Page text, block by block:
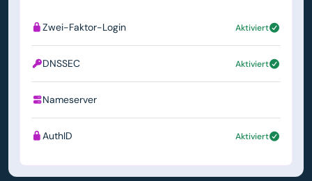
Zwei-Faktor-Login Aktiviert
DNSSEC Aktiviert
Nameserver
AuthID Aktiviert